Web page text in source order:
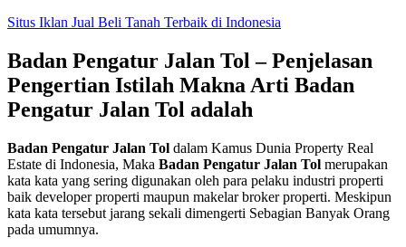
Skip
content
Situs Iklan Jual Beli Tanah Terbaik di Indonesia
Badan Pengatur Jalan Tol – Penjelasan
Pengertian Istilah Makna Arti Badan
Pengatur Jalan Tol adalah
Badan Pengatur Jalan Tol dalam Kamus Dunia Property Real
Estate di Indonesia, Maka Badan Pengatur Jalan Tol merupakan
kata kata yang sering digunakan oleh para pelaku industri properti
baik developer properti maupun makelar broker properti. Meskipun
kata kata tersebut jarang sekali dimengerti Sebagian Banyak Orang
pada umumnya.